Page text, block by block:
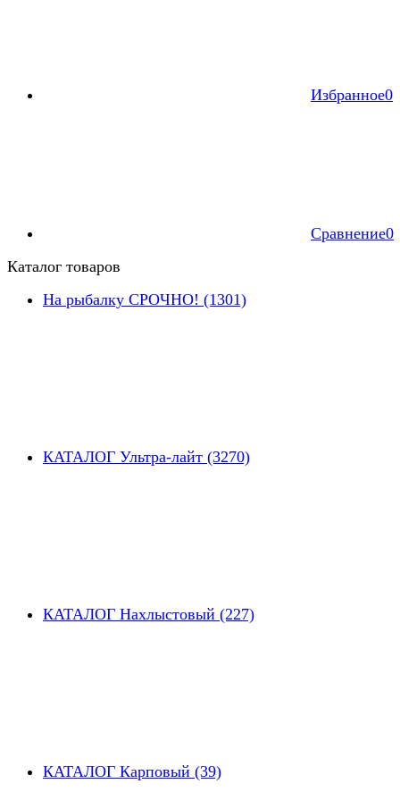
Избранное0
Сравнение0
Каталог товаров
На рыбалку СРОЧНО! (1301)
КАТАЛОГ Ультра-лайт (3270)
КАТАЛОГ Нахлыстовый (227)
КАТАЛОГ Карповый (39)